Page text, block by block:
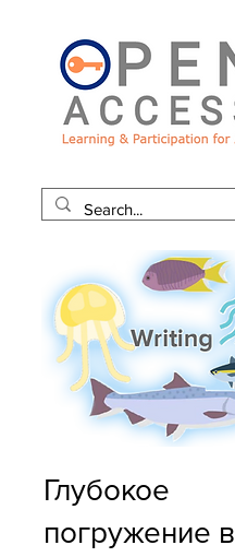
Глубокое
погружение в